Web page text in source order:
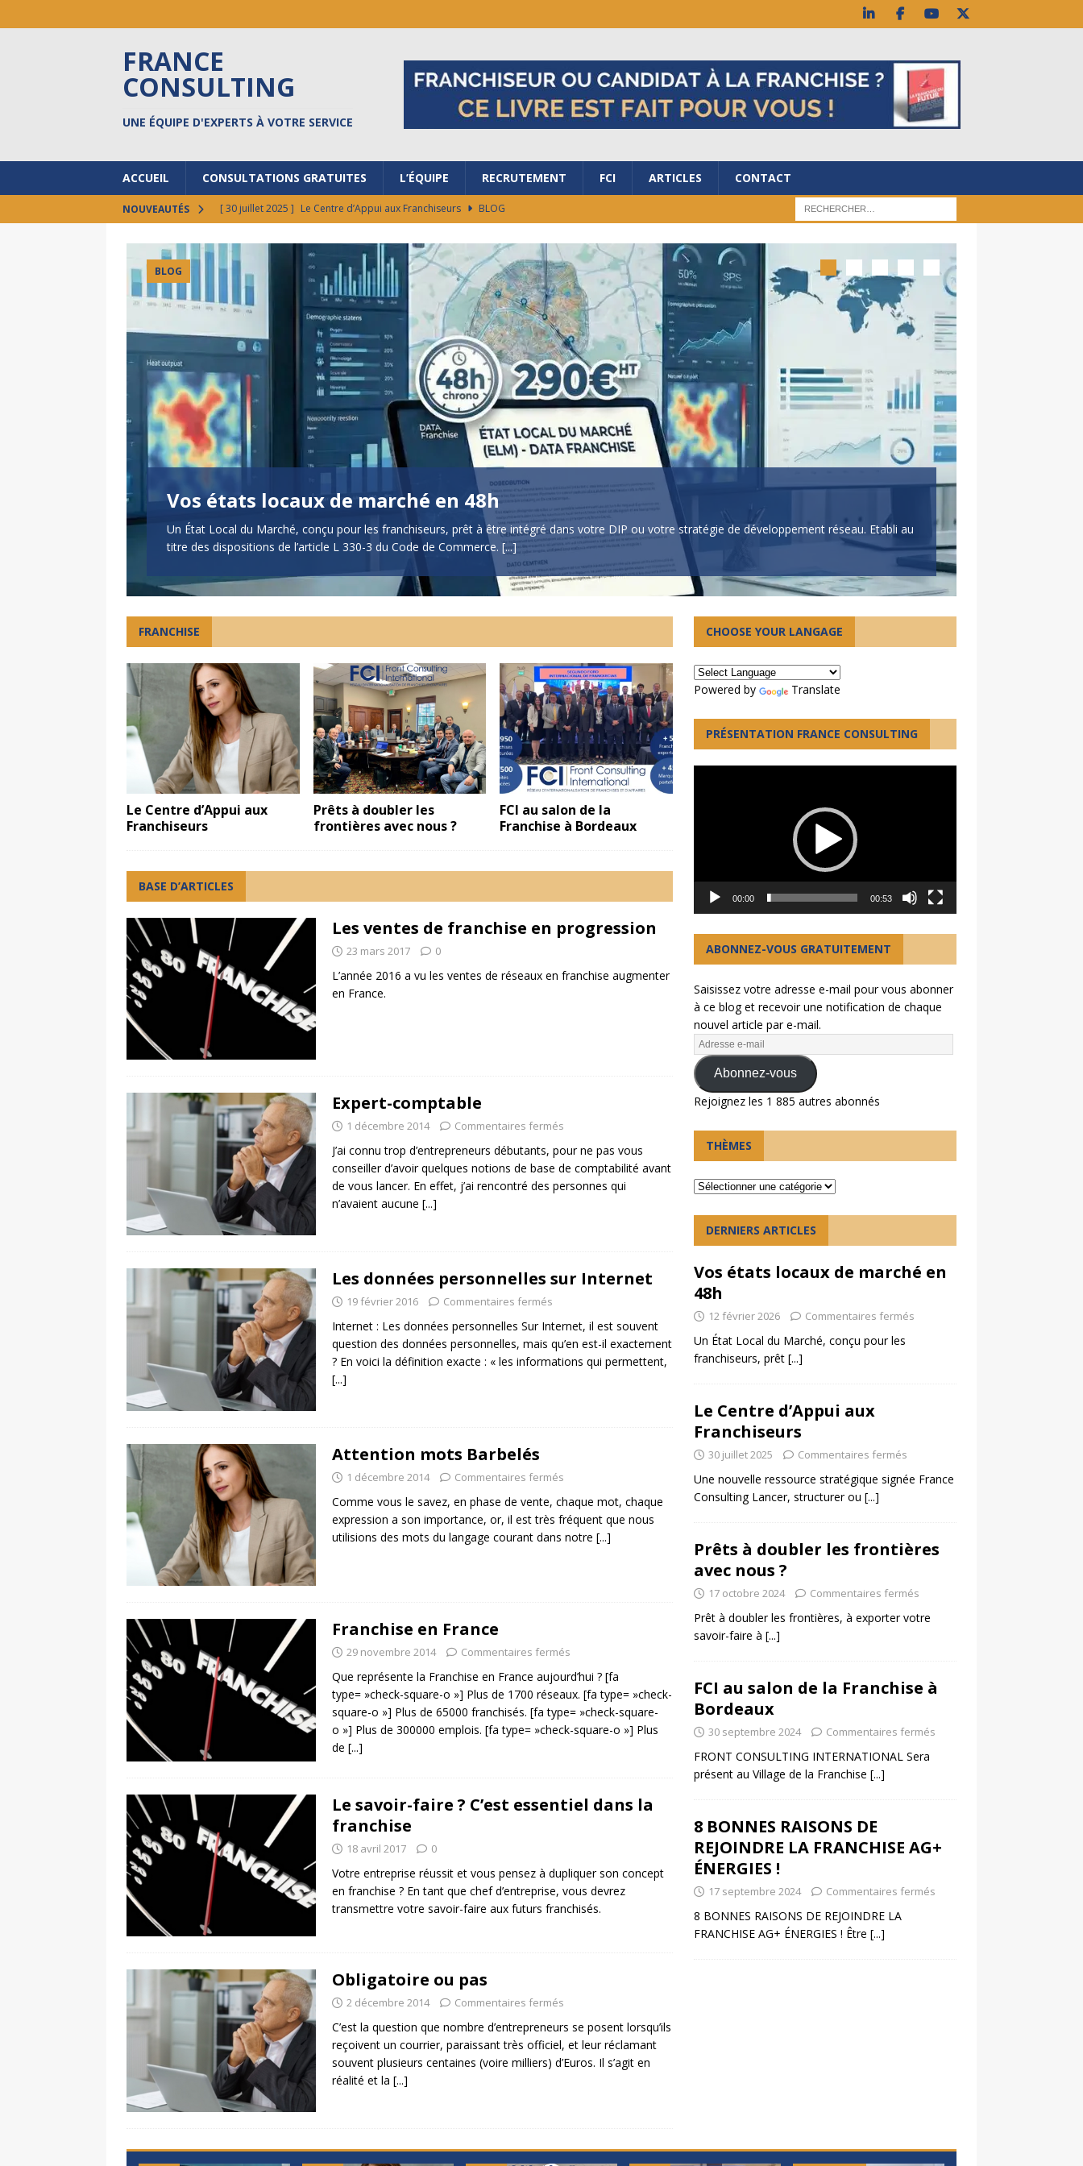
FRANCE
CONSULTING
UNE ÉQUIPE D'EXPERTS À VOTRE SERVICE
ACCUEIL CONSULTATIONS GRATUITES L’ÉQUIPE RECRUTEMENT FCI ARTICLES CONTACT
NOUVEAUTÉS [ 30 juillet 2025 ] Le Centre d’Appui aux Franchiseurs
BLOG
[ 30 septembre 2024 ]
FCI au salon de la Franchise à Bordeaux
BLOG
[ 17 septembre 2024 ] 8 BONNES RAISONS DE REJOINDRE LA FRANCHISE AG+ ÉNERGIES !
ACTUALITÉS
[ 12 février 2026 ]
Vos états locaux de marché en 48h BLOG
BLOG
Vos états locaux de marché en 48h
Un État Local du Marché, conçu pour les franchiseurs, prêt à être intégré dans votre DIP ou votre stratégie de développement réseau. Etabli au
titre des dispositions de l’article L 330-3 du Code de Commerce. [...]
FRANCHISE
Le Centre d’Appui aux
Franchiseurs
Prêts à doubler les
frontières avec nous ?
FCI au salon de la
Franchise à Bordeaux
BASE D’ARTICLES
Les ventes de franchise en progression
23 mars 2017 0
L’année 2016 a vu les ventes de réseaux en franchise augmenter
en France.
Expert-comptable
1 décembre 2014 Commentaires fermés
J’ai connu trop d’entrepreneurs débutants, pour ne pas vous
conseiller d’avoir quelques notions de base de comptabilité avant
de vous lancer. En effet, j’ai rencontré des personnes qui
n’avaient aucune [...]
Les données personnelles sur Internet
19 février 2016 Commentaires fermés
Internet : Les données personnelles Sur Internet, il est souvent
question des données personnelles, mais qu’en est-il exactement
? En voici la définition exacte : « les informations qui permettent,
[...]
Attention mots Barbelés
1 décembre 2014 Commentaires fermés
Comme vous le savez, en phase de vente, chaque mot, chaque
expression a son importance, or, il est très fréquent que nous
utilisions des mots du langage courant dans notre [...]
Franchise en France
29 novembre 2014 Commentaires fermés
Que représente la Franchise en France aujourd’hui ? [fa
type= »check-square-o »] Plus de 1700 réseaux. [fa type= »check-
square-o »] Plus de 65000 franchisés. [fa type= »check-square-
o »] Plus de 300000 emplois. [fa type= »check-square-o »] Plus
de [...]
Le savoir-faire ? C’est essentiel dans la
franchise
18 avril 2017 0
Votre entreprise réussit et vous pensez à dupliquer son concept
en franchise ? En tant que chef d’entreprise, vous devrez
transmettre votre savoir-faire aux futurs franchisés.
Obligatoire ou pas
2 décembre 2014 Commentaires fermés
C’est la question que nombre d’entrepreneurs se posent lorsqu’ils
reçoivent un courrier, paraissant très officiel, et leur réclamant
souvent plusieurs centaines (voire milliers) d’Euros. Il s’agit en
réalité et la [...]
CHOOSE YOUR LANGAGE
Powered by Translate
PRÉSENTATION FRANCE CONSULTING
00:00 00:53
ABONNEZ-VOUS GRATUITEMENT
Saisissez votre adresse e-mail pour vous abonner
à ce blog et recevoir une notification de chaque
nouvel article par e-mail.
Abonnez-vous
Rejoignez les 1 885 autres abonnés
THÈMES
DERNIERS ARTICLES
Vos états locaux de marché en
48h
12 février 2026 Commentaires fermés
Un État Local du Marché, conçu pour les
franchiseurs, prêt [...]
Le Centre d’Appui aux
Franchiseurs
30 juillet 2025 Commentaires fermés
Une nouvelle ressource stratégique signée France
Consulting Lancer, structurer ou [...]
Prêts à doubler les frontières
avec nous ?
17 octobre 2024 Commentaires fermés
Prêt à doubler les frontières, à exporter votre
savoir-faire à [...]
FCI au salon de la Franchise à
Bordeaux
30 septembre 2024 Commentaires fermés
FRONT CONSULTING INTERNATIONAL Sera
présent au Village de la Franchise [...]
8 BONNES RAISONS DE
REJOINDRE LA FRANCHISE AG+
ÉNERGIES !
17 septembre 2024 Commentaires fermés
8 BONNES RAISONS DE REJOINDRE LA
FRANCHISE AG+ ÉNERGIES ! Être [...]